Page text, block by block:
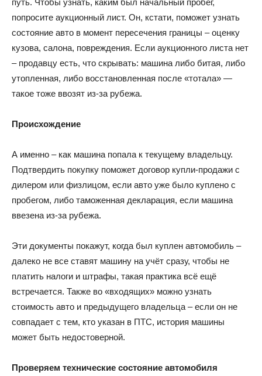
путь. Чтобы узнать, каким был начальный пробег,
попросите аукционный лист. Он, кстати, поможет узнать
состояние авто в момент пересечения границы – оценку
кузова, салона, повреждения. Если аукционного листа нет
– продавцу есть, что скрывать: машина либо битая, либо
утопленная, либо восстановленная после «тотала» —
такое тоже ввозят из-за рубежа.
Происхождение
А именно – как машина попала к текущему владельцу.
Подтвердить покупку поможет договор купли-продажи с
дилером или физлицом, если авто уже было куплено с
пробегом, либо таможенная декларация, если машина
ввезена из-за рубежа.
Эти документы покажут, когда был куплен автомобиль –
далеко не все ставят машину на учёт сразу, чтобы не
платить налоги и штрафы, такая практика всё ещё
встречается. Также во «входящих» можно узнать
стоимость авто и предыдущего владельца – если он не
совпадает с тем, кто указан в ПТС, история машины
может быть недостоверной.
Проверяем технические состояние автомобиля